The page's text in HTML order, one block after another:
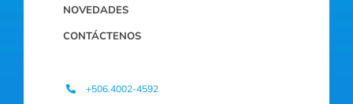
NOVEDADES
CONTÁCTENOS
+506.4002-4592